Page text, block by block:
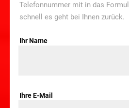
Telefonnummer mit in das
schnell es geht bei Ihnen zurück.
Ihr Name
Ihre E-Mail